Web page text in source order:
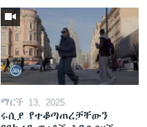
ማርች 13, 2025
ሩሲያ የተቆጣጠረቻቸውን